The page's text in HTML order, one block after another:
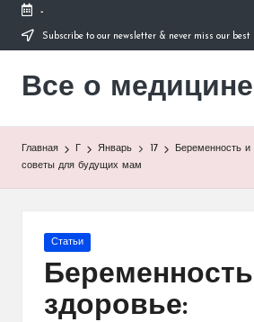
Перейти
содержимому
-
Subscribe to our newsletter & never miss our best
Все о медицине
Лечитесь
Главная Г Январь 17
Беременность и
советы для будущих мам
Опубликовано
Статьи
здоровье: